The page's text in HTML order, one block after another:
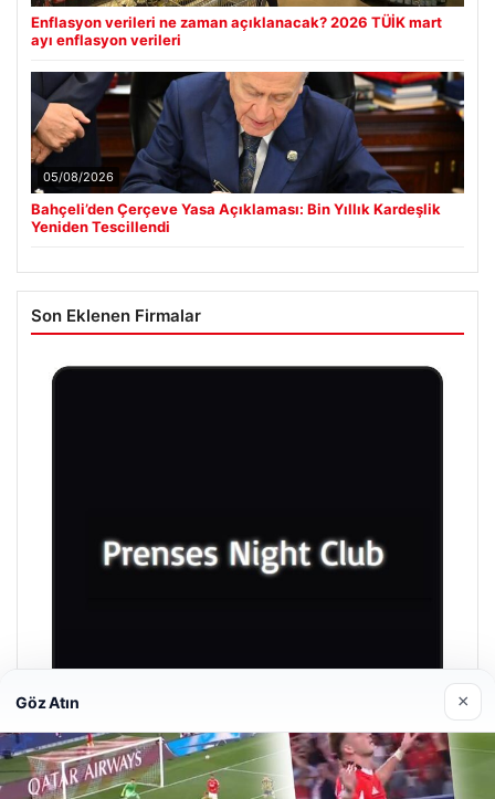
Enflasyon verileri ne zaman açıklanacak? 2026 TÜİK mart
ayı enflasyon verileri
05/08/2026
Bahçeli’den Çerçeve Yasa Açıklaması: Bin Yıllık Kardeşlik
Yeniden Tescillendi
Son Eklenen Firmalar
Göz Atın ×